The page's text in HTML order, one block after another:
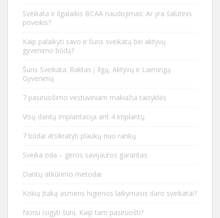
Sveikata ir ilgalaikis BCAA naudojimas: Ar yra šalutinis
poveikis?
Kaip palaikyti savo ir šuns sveikatą bei aktyvų
gyvenimo būdą?
Šuns Sveikata: Raktas į Ilgą, Aktyvų ir Laimingą
Gyvenimą
7 pasiruošimo vestuviniam makiažui taisyklės
Visų dantų implantacija ant 4 implantų
7 būdai atsikratyti plaukų nuo rankų
Sveika oda – geros savijautos garantas
Dantų atkūrimo metodai
Kokią įtaką asmens higienos laikymasis daro sveikatai?
Noriu įsigyti šunį. Kaip tam pasiruošti?